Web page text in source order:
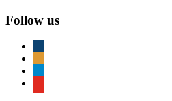
Follow us